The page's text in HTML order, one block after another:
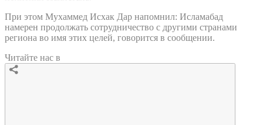
При этом Мухаммед Исхак Дар напомнил: Исламабад
намерен продолжать сотрудничество с другими странами
региона во имя этих целей, говорится в сообщении.
Читайте нас в